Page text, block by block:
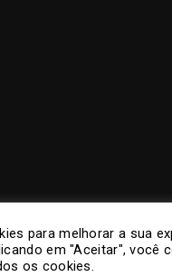
para melhorar a sua
em "Aceitar", você
os cookies.